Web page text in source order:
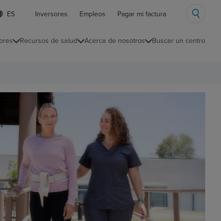
Inversores Empleos Pagar mi factura
Recursos de salud Acerca de nosotros Buscar un centro